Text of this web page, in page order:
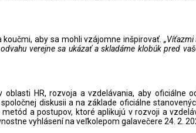
aby sa mohli vzájomne inšpirovať.
verejne sa ukázať a skladáme klobúk pred
HR, rozvoja a vzdelávania, aby oficiálne
diskusii a na základe oficiálne
a postupov, ktoré aplikujú v rozvoji a
vyhlásení na veľkolepom galavečere 24. 2.